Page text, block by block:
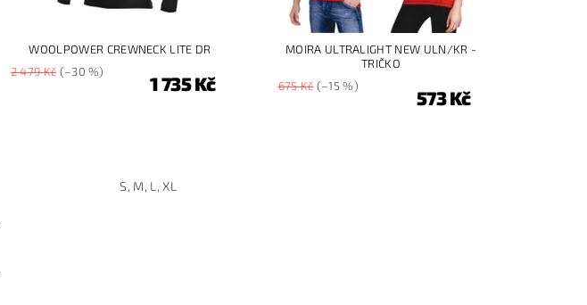
WOOLPOWER CREWNECK LITE DR
2 479 Kč(–30 %)
1 735 Kč
MOIRA ULTRALIGHT NEW ULN/KR -
TRIČKO
675 Kč(–15 %)
573 Kč
S, M, L, XL